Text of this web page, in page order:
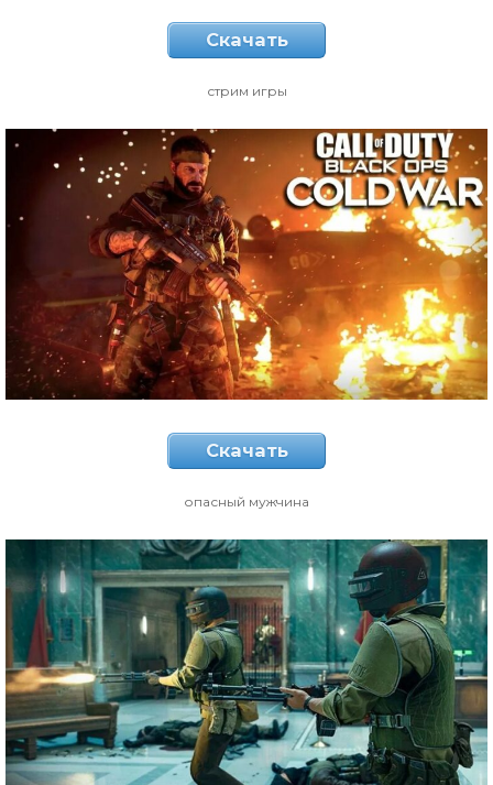
Скачать
стрим игры
Скачать
опасный мужчина